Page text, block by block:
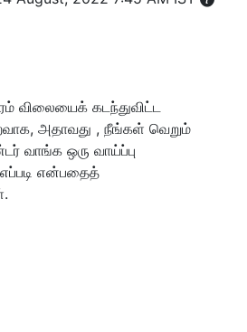
விலையைக் கடந்துவிட்ட
அதாவது , நீங்கள் வெறும்
வாங்க ஒரு வாய்ப்பு
என்பதைத்